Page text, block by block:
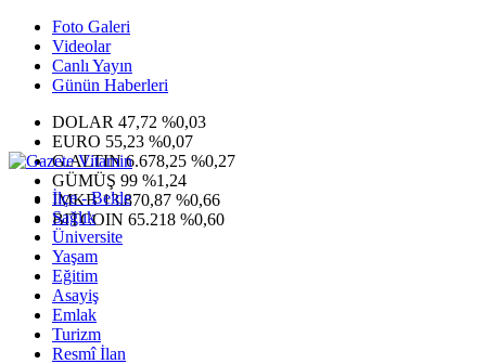
Foto Galeri
Videolar
Canlı Yayın
Günün Haberleri
DOLAR 47,72 %0,03
EURO 55,23 %0,07
G.ALTIN6.678,25 %0,27
GÜMÜŞ 99 %1,24
IMKB13.870,87 %0,66
BITCOIN 65.218 %0,60
İlçe - Belde
Sağlık
Üniversite
Yaşam
Eğitim
Asayiş
Emlak
Turizm
Resmî İlan